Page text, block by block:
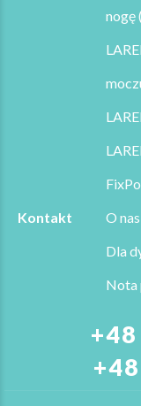
nogę
Kontakt
O nas
Dla
Nota